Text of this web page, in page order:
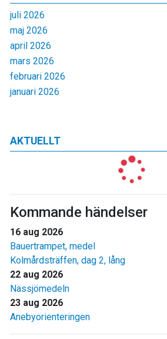
juli 2026
maj 2026
april 2026
mars 2026
februari 2026
januari 2026
AKTUELLT
Kommande händelser
16 aug 2026
Bauertrampet, medel
Kolmårdsträffen, dag 2, lång
22 aug 2026
Nässjömedeln
23 aug 2026
Anebyorienteringen